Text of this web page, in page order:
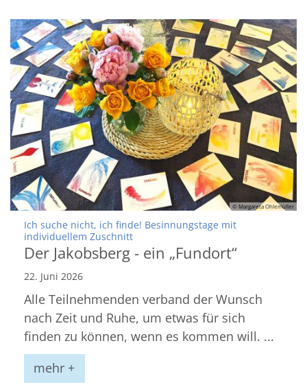
© Margareta Ohlemüller
Ich suche nicht, ich finde! Besinnungstage mit
individuellem Zuschnitt:
Der Jakobsberg - ein „Fundort“
22. Juni 2026
Alle Teilnehmenden verband der Wunsch
nach Zeit und Ruhe, um etwas für sich
finden zu können, wenn es kommen will. ...
mehr +